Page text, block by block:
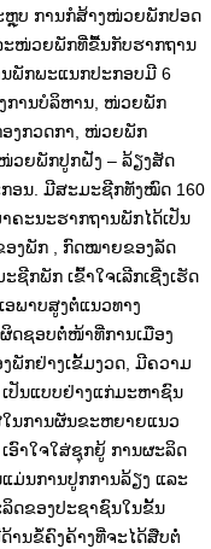
ຫຼຸບ ການກໍສ້າງໜ່ວຍພັກປອດ
ະໜ່ວຍພັກທີ່ຂື້ນກັບຮາກຖານ
ພັກພະແນກປະກອບມີ 6
ການບໍລິຫານ, ໜ່ວຍພັກ
ງກວດກາ, ໜ່ວຍພັກ
ວຍພັກປູກຝັງ – ລ້ຽງສັດ
ອນ. ມີສະມະຊີກທັງໝົດ 160
ຄະນະຮາກຖານພັກໄດ້ເປັນ
ອງພັກ , ກົດໝາຍຂອງລັດ
ກພັກ ເຂົ້າໃຈເລີກເຊີ່ງເຮັດ
ພາບສູງຕໍ່ແນວທາງ
ດຊອບຕໍ່ໜ້າທີ່ການເມືອງ
ພັກຢ່າງເຂັ້ມງວດ, ມີຄວາມ
ປັນແບບຢ່າງແກ່ມະຫາຊົນ
ໃນການຜັນຂະຫຍາຍແນວ
ອົາໃຈໃສ່ຊຸກຍູ້ ການຜະລິດ
ມ່ນການປູກການລ້ຽງ ແລະ
ດຂອງປະຊາຊົນໃນຂັ້ນ
ານຂໍ້ຄົງຄ້າງທີ່ຈະໄດ້ສືບຕໍ່